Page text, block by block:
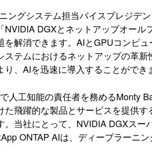
ングシステム担当バイスプレジデ
NVIDIA DGXとネットアップオー
を解消できます。AIとGPUコンピ
ステムにおけるネットアップの革
、AIを迅速に導入することができ
人工知能の責任者を務めるMonty
た飛躍的な製品とサービスを提供
。当社にとって、NVIDIA DGXス
ONTAP AIは、ディープラーニ